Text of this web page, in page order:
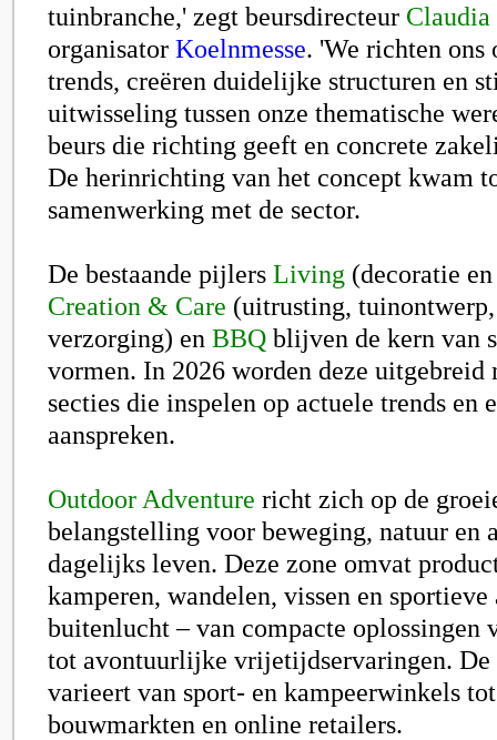
tuinbranche,' zegt beursdirecteur
organisator Koelnmesse. 'We richten
trends, creëren duidelijke structuren en
uitwisseling tussen onze thematische
beurs die richting geeft en concrete
De herinrichting van het concept kwam
samenwerking met de sector.
De bestaande pijlers Living (decoratie
Creation & Care (uitrusting,
verzorging) en BBQ blijven de kern van
vormen. In 2026 worden deze uitgebreid
secties die inspelen op actuele trends en
aanspreken.
Outdoor Adventure richt zich op de
belangstelling voor beweging, natuur en
dagelijks leven. Deze zone omvat
kamperen, wandelen, vissen en
buitenlucht – van compacte oplossingen
tot avontuurlijke vrijetijdservaringen. De
varieert van sport- en kampeerwinkels
bouwmarkten en online retailers.